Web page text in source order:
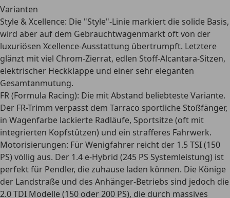
Varianten
Style & Xcellence: Die "Style"-Linie markiert die solide Basis,
wird aber auf dem Gebrauchtwagenmarkt oft von der
luxuriösen Xcellence-Ausstattung übertrumpft. Letztere
glänzt mit viel Chrom-Zierrat, edlen Stoff-Alcantara-Sitzen,
elektrischer Heckklappe und einer sehr eleganten
Gesamtanmutung.
FR (Formula Racing): Die mit Abstand beliebteste Variante.
Der FR-Trimm verpasst dem Tarraco sportliche Stoßfänger,
in Wagenfarbe lackierte Radläufe, Sportsitze (oft mit
integrierten Kopfstützen) und ein strafferes Fahrwerk.
Motorisierungen: Für Wenigfahrer reicht der 1.5 TSI (150
PS) völlig aus. Der 1.4 e-Hybrid (245 PS Systemleistung) ist
perfekt für Pendler, die zuhause laden können. Die Könige
der Landstraße und des Anhänger-Betriebs sind jedoch die
2.0 TDI Modelle (150 oder 200 PS), die durch massives